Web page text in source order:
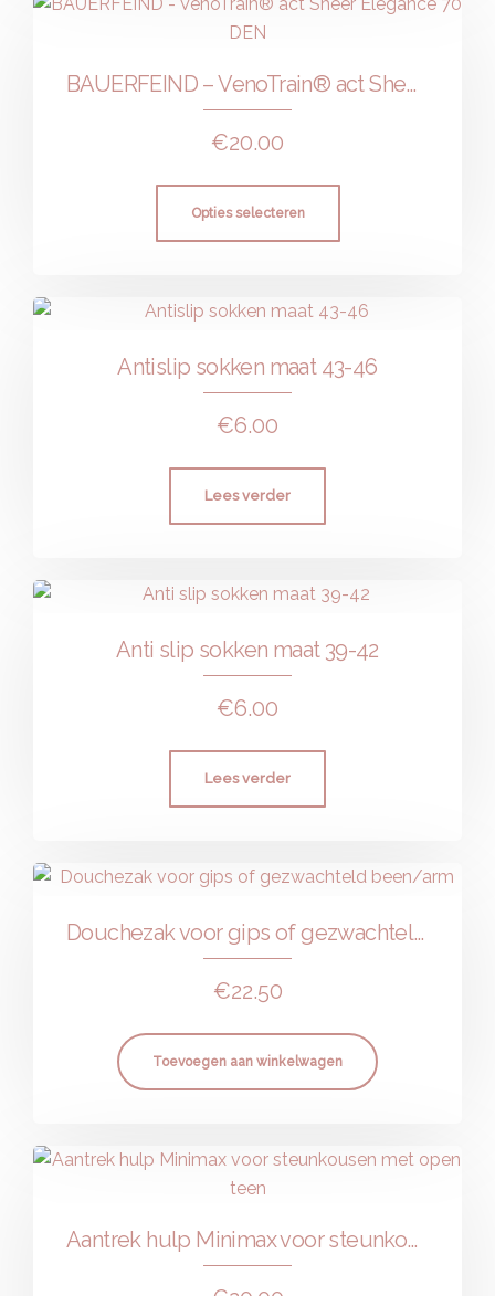
BAUERFEIND – VenoTrain® act Sheer Elegance 70 DEN
€20.00
Opties selecteren
Antislip sokken maat 43-46
€6.00
Lees verder
Anti slip sokken maat 39-42
€6.00
Lees verder
Douchezak voor gips of gezwachteld been/arm
€22.50
Toevoegen aan winkelwagen
Aantrek hulp Minimax voor steunkousen met open teen